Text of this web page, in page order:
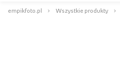
empikfoto.pl Wszystkie produkty